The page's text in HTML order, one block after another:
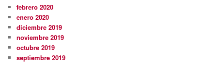
febrero 2020
enero 2020
diciembre 2019
noviembre 2019
octubre 2019
septiembre 2019